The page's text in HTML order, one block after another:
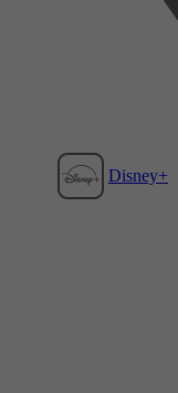
Disney+